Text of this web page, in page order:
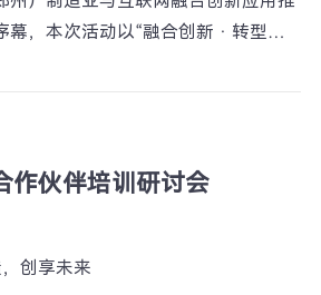
幕，本次活动以“融合创新 · 转型发
作伙伴培训研讨会
创享未来